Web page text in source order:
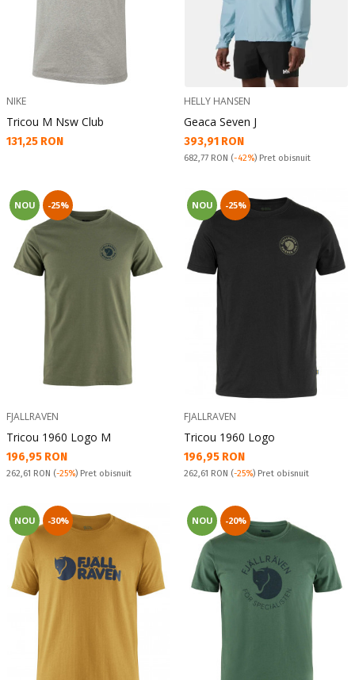
NIKE
Tricou M Nsw Club
Текуща цена:
131,25 RON
HELLY HANSEN
Geaca Seven J
Текуща цена:
393,91 RON
Pret obisnuit:
682,77 RON (-42%) Pret obisnuit
NOU -25%
FJALLRAVEN
Tricou 1960 Logo M
Текуща цена:
196,95 RON
Pret obisnuit:
262,61 RON (-25%) Pret obisnuit
NOU -25%
FJALLRAVEN
Tricou 1960 Logo
Текуща цена:
196,95 RON
Pret obisnuit:
262,61 RON (-25%) Pret obisnuit
NOU -30% NOU -20%